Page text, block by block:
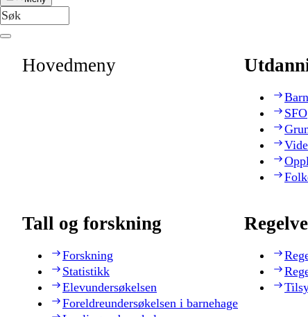
Hovedmeny
SFO
Tall og forskning
Forskning
Statistikk
Elevundersøkelsen
Foreldreundersøkelsen i barnehage